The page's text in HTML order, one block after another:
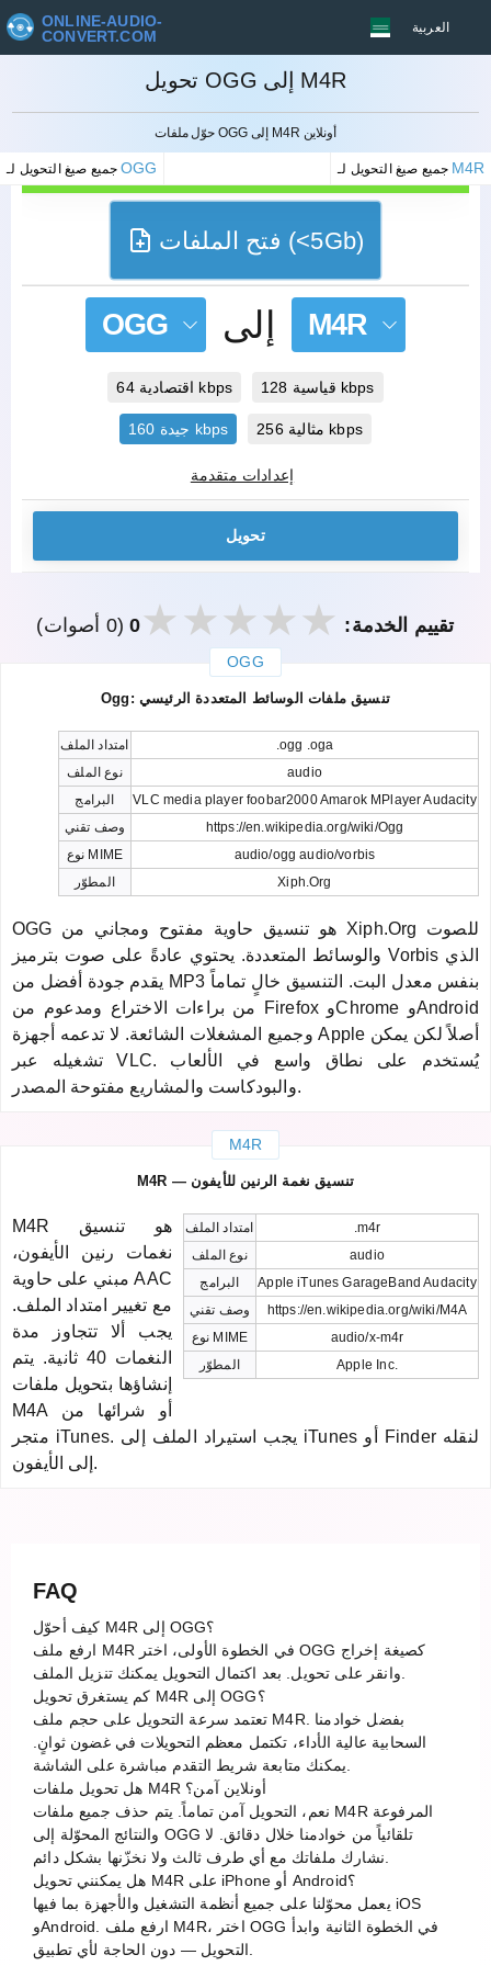
ONLINE-AUDIO-
CONVERT.COM
العربية
تحويل OGG إلى M4R
حوّل ملفات OGG إلى M4R أونلاين
جميع صيغ التحويل لـOGG M4R
إلغاء
فتح الملفات (<5Gb)
OGG إلى M4R
اقتصادية 64 kbps قياسية 128 kbps
جيدة 160 kbps مثالية 256 kbps
إعدادات متقدمة
تحويل
تقييم الخدمة: 0(0 أصوات)
OGG
Ogg: تنسيق ملفات الوسائط المتعددة الرئيسي
امتداد الملف
.ogg .oga
نوع الملف
audio
البرامج
VLC media player foobar2000 Amarok MPlayer Audacity
وصف تقني
https://en.wikipedia.org/wiki/Ogg
نوع MIME
audio/ogg audio/vorbis
المطوّر
Xiph.Org
OGG هو تنسيق حاوية مفتوح ومجاني من Xiph.Org للصوت
والوسائط المتعددة. يحتوي عادةً على صوت بترميز Vorbis الذي
يقدم جودة أفضل من MP3 بنفس معدل البت. التنسيق خالٍ تماماً
من براءات الاختراع ومدعوم من Firefox وChrome وAndroid
وجميع المشغلات الشائعة. لا تدعمه أجهزة Apple أصلاً لكن يمكن
تشغيله عبر VLC. يُستخدم على نطاق واسع في الألعاب
والبودكاست والمشاريع مفتوحة المصدر.
M4R
M4R — تنسيق نغمة الرنين للأيفون
امتداد الملف
.m4r
نوع الملف
audio
البرامج
Apple iTunes GarageBand Audacity
وصف تقني
https://en.wikipedia.org/wiki/M4A
نوع MIME
audio/x-m4r
المطوّر
Apple Inc.
M4R هو تنسيق
نغمات رنين الأيفون،
مبني على حاوية AAC
مع تغيير امتداد الملف.
يجب ألا تتجاوز مدة
النغمات 40 ثانية. يتم
إنشاؤها بتحويل ملفات
M4A أو شرائها من
متجر iTunes. يجب استيراد الملف إلى iTunes أو Finder لنقله
إلى الأيفون.
FAQ
كيف أحوّل M4R إلى OGG؟
ارفع ملف M4R في الخطوة الأولى، اختر OGG كصيغة إخراج
كم يستغرق تحويل M4R إلى OGG؟
تعتمد سرعة التحويل على حجم ملف M4R. بفضل خوادمنا
السحابية عالية الأداء، تكتمل معظم التحويلات في غضون ثوانٍ.
هل تحويل ملفات M4R أونلاين آمن؟
نعم، التحويل آمن تماماً. يتم حذف جميع ملفات M4R المرفوعة
والنتائج المحوّلة إلى OGG تلقائياً من خوادمنا خلال دقائق. لا
هل يمكنني تحويل M4R على iPhone أو Android؟
يعمل محوّلنا على جميع أنظمة التشغيل والأجهزة بما فيها iOS
وAndroid. ارفع ملف M4R، اختر OGG في الخطوة الثانية وابدأ